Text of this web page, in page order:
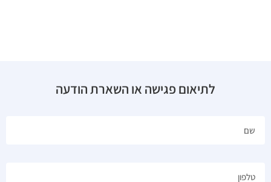
לתיאום פגישה או השארת הודעה